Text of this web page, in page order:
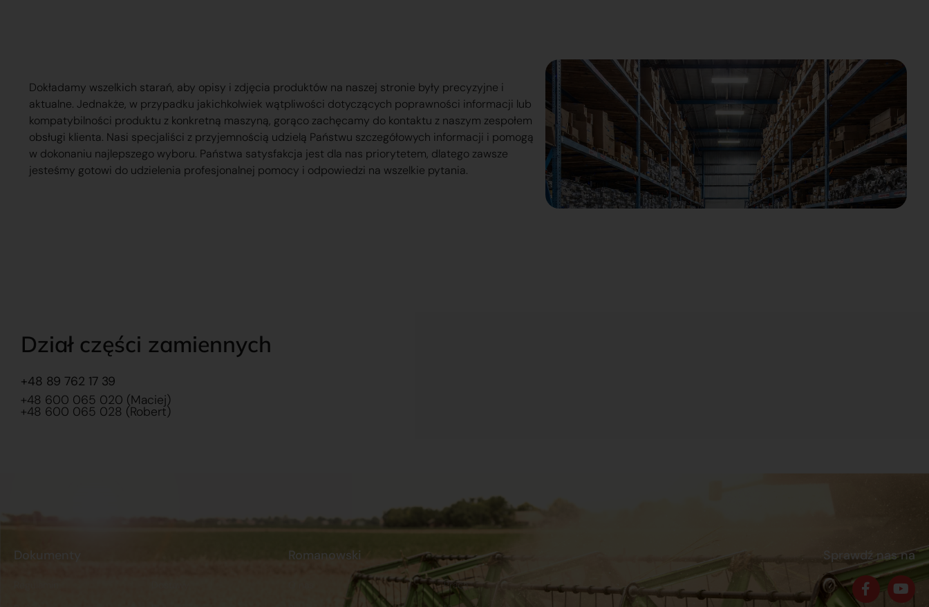
Dokładamy wszelkich starań, aby opisy i zdjęcia produktów na naszej stronie były precyzyjne i
aktualne. Jednakże, w przypadku jakichkolwiek wątpliwości dotyczących poprawności informacji lub
kompatybilności produktu z konkretną maszyną, gorąco zachęcamy do kontaktu z naszym zespołem
obsługi klienta. Nasi specjaliści z przyjemnością udzielą Państwu szczegółowych informacji i pomogą
w dokonaniu najlepszego wyboru. Państwa satysfakcja jest dla nas priorytetem, dlatego zawsze
jesteśmy gotowi do udzielenia profesjonalnej pomocy i odpowiedzi na wszelkie pytania.
Dział części zamiennych
+48 89 762 17 39
+48 600 065 020 (Maciej)
+48 600 065 028 (Robert)
Dokumenty Romanowski
Praca
Sprawdź nas na